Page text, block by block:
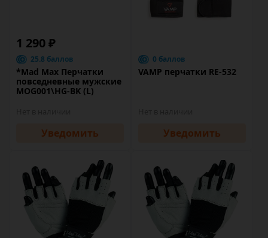
1 290 ₽
25.8 баллов
*Mad Max Перчатки
повседневные мужские
MOG001\HG-BK (L)
Уведомить
0 баллов
VAMP перчатки RE-532
Уведомить